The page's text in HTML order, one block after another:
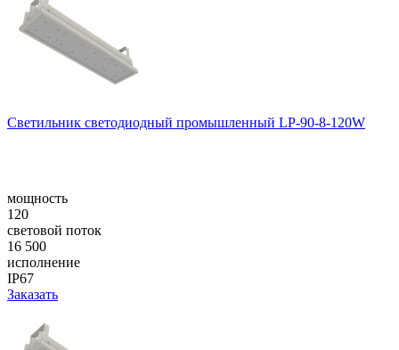
Светильник светодиодный промышленный LP-90-8-120W
мощность
120
световой поток
16 500
исполнение
IP67
Заказать